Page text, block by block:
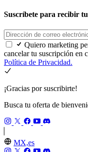
Suscríbete para recibir
Quiero marketing
cancelar tu suscripción en
Política de Privacidad.
¡Gracias por suscribirte!
Busca tu oferta de
MX,es